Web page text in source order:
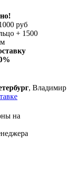
руб
+ 1500
, Владимир
на